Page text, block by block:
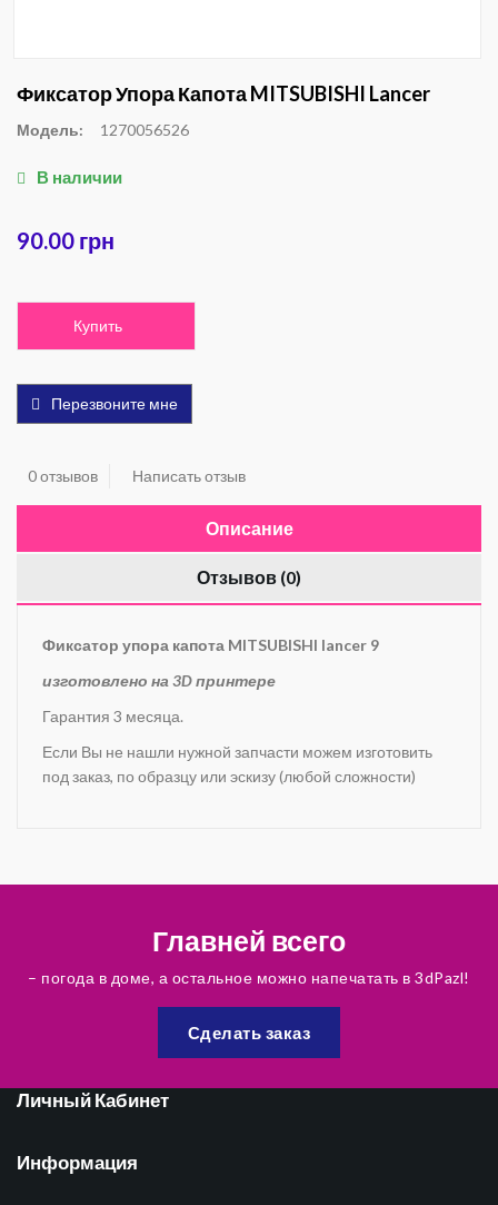
Фиксатор Упора Капота MITSUBISHI Lancer
Модель: 1270056526
В наличии
90.00 грн
Купить
Перезвоните мне
0 отзывов Написать отзыв
Описание
Отзывов (0)
Фиксатор упора капота MITSUBISHI lancer 9
изготовлено на 3D принтере
Гарантия 3 месяца.
Если Вы не нашли нужной запчасти можем изготовить
под заказ, по образцу или эскизу (любой сложности)
Главней всего
– погода в доме, а остальное можно напечатать в 3dPazl!
Сделать заказ
Личный Кабинет
Информация